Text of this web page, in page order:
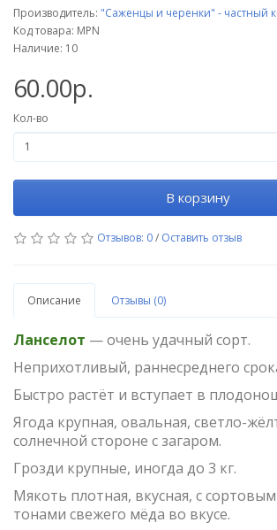
Производитель: "Саженцы и черенки" - частный
Код товара: MPN
Наличие: 10
60.00р.
Кол-во
В корзину
Отзывов: 0/ Оставить отзыв
Описание Отзывы (0)
Ланселот — очень удачный сорт.
Неприхотливый, раннесреднего
Быстро растёт и вступает в
Ягода крупная, овальная, светло-
солнечной стороне с загаром.
Грозди крупные, иногда до 3 кг.
Мякоть плотная, вкусная, с
тонами свежего мёда во вкусе.